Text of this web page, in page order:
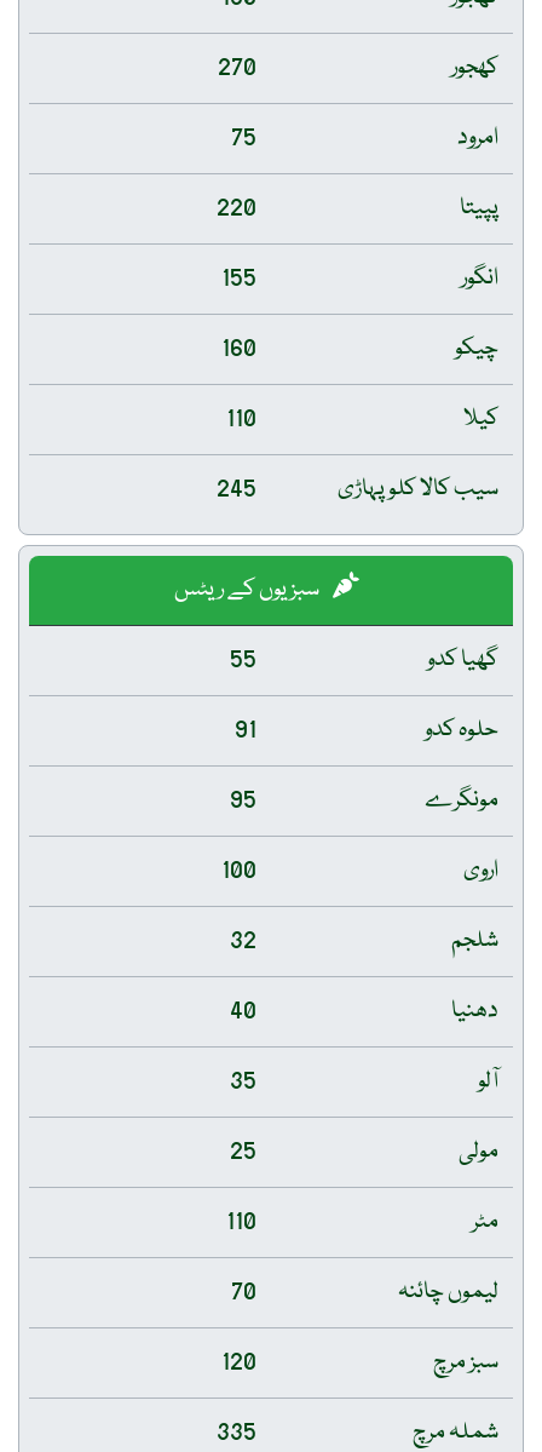
کھجور
270
امرود
75
پپیتا
220
انگور
155
چیکو
160
کیلا
110
سیب کالا کلو پہاڑی
245
سبزیوں کے ریٹس
گھیا کدو
55
حلوہ کدو
91
مونگرے
95
اروی
100
شلجم
32
دھنیا
40
آلو
35
مولی
25
مٹر
110
لیموں چائنہ
70
سبز مرچ
120
شملہ مرچ
335